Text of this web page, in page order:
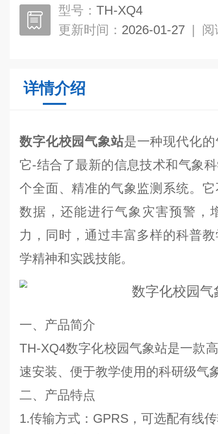
型号： TH-XQ4
更新时间： 2026-01-27 | 阅
详情介绍
数字化校园气象站是一种现代化
它-结合了最新的信息技术和气象
个全面、精准的气象监测系统。
数据，还能进行气象灾害预警，
力，同时，通过丰富多样的科普
学精神和实践技能。
一、产品简介
TH-XQ4数字化校园气象站是一款
速安装、便于教学使用的科研级
二、产品特点
1.传输方式：GPRS，可选配有线